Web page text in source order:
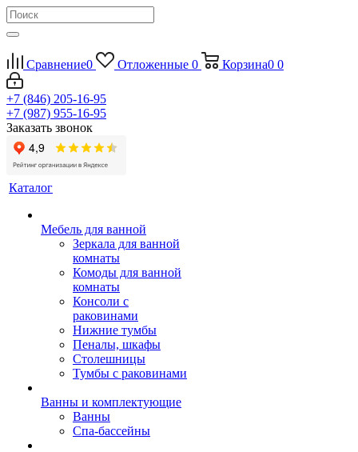
Сравнение0 Отложенные 0 Корзина0 0
+7 (846) 205-16-95
+7 (987) 955-16-95
Заказать звонок
Каталог
Мебель для ванной
Зеркала для ванной
комнаты
Комоды для ванной
комнаты
Консоли с
раковинами
Нижние тумбы
Пеналы, шкафы
Столешницы
Тумбы с раковинами
Ванны и комплектующие
Ванны
Спа-бассейны